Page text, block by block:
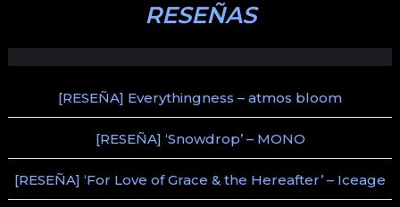
RESEÑAS
[RESEÑA] Everythingness – atmos bloom
[RESEÑA] ‘Snowdrop’ – MONO
[RESEÑA] ‘For Love of Grace & the Hereafter’ – Iceage